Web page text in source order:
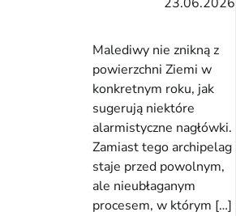
Malediwy nie znikną z
powierzchni Ziemi w
konkretnym roku, jak
sugerują niektóre
alarmistyczne nagłówki.
Zamiast tego archipelag
staje przed powolnym,
ale nieubłaganym
procesem, w którym […]